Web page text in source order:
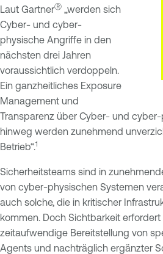
Laut GartnerⓇ
„werden sich
Cyber- und cyber-
physische Angriffe in den
nächsten drei Jahren
voraussichtlich verdoppeln.
Ein ganzheitliches Exposure
Management und
Transparenz über Cyber- und
hinweg werden zunehmend
Betrieb“.1
Sicherheitsteams sind in
von cyber-physischen Systemen
auch solche, die in kritischer
kommen. Doch Sichtbarkeit erfordert
zeitaufwendige Bereitstellung von
Agents und nachträglich ergänzter